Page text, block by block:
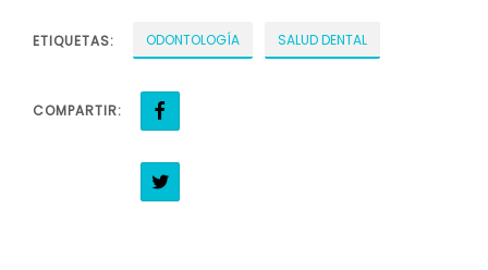
ETIQUETAS: ODONTOLOGÍA SALUD DENTAL
COMPARTIR: